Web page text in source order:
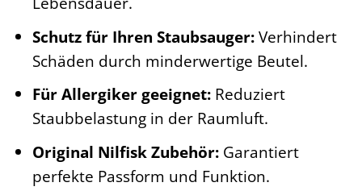
Schutz für Ihren Staubsauger:Verhindert
Schäden durch minderwertige Beutel.
Für Allergiker geeignet:Reduziert
Staubbelastung in der Raumluft.
Original Nilfisk Zubehör:Garantiert
perfekte Passform und Funktion.